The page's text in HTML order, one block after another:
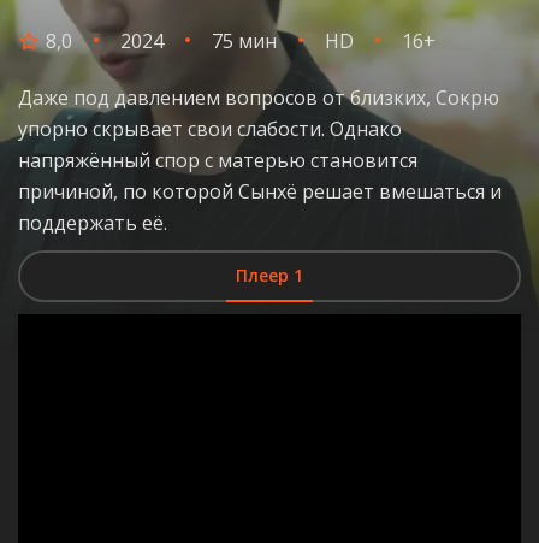
8,0 2024 75 мин HD 16+
Даже под давлением вопросов от близких, Сокрю
упорно скрывает свои слабости. Однако
напряжённый спор с матерью становится
причиной, по которой Сынхё решает вмешаться и
поддержать её.
Плеер 1